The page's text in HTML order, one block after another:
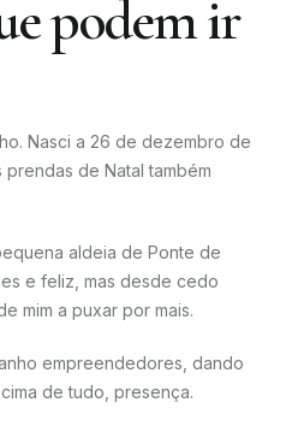
podem ir
Nasci a 26 de dezembro de
de Natal também
aldeia de Ponte de
e feliz, mas desde cedo
mim a puxar por mais.
empreendedores, dando
de tudo, presença.